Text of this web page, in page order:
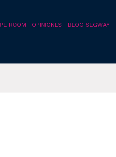
ROOM OPINIONES BLOG SEGWAY